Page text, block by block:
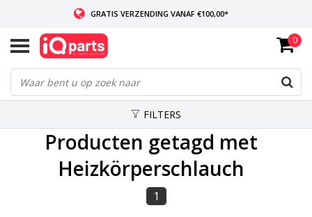
GRATIS VERZENDING VANAF €100,00*
INDIEN VOORRADIG: VOOR 14:00 BESTELD, ZELFDE DAG VERZONDEN
WERELDWIJDE LEVERING
0
FILTERS
Producten getagd met
Heizkörperschlauch
1